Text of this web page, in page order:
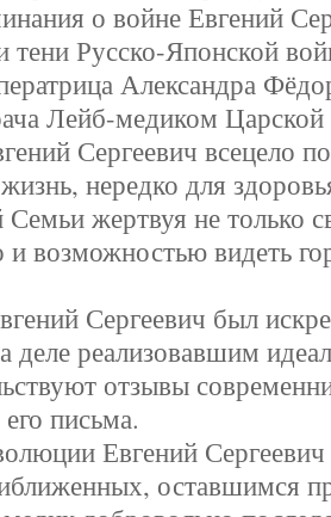
о войне Евгений
тени Русско-Японской
Александра
Лейб-медиком
Сергеевич всецело
нередко для
жертвуя не только
и возможностью видеть
Сергеевич был
деле реализовавшим
отзывы
письма.
Евгений
оставшимся